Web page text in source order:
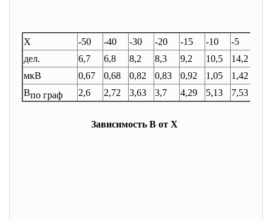
Х -50 -40 -30 -20 -15 -10 -5
дел.
6,7 6,8 8,2 8,3 9,2 10,5 14,2
мкВ
0,67 0,68 0,82 0,83 0,92 1,05 1,42
Впо граф 2,6 2,72 3,63 3,7 4,29 5,13 7,53
Зависимость В от Х